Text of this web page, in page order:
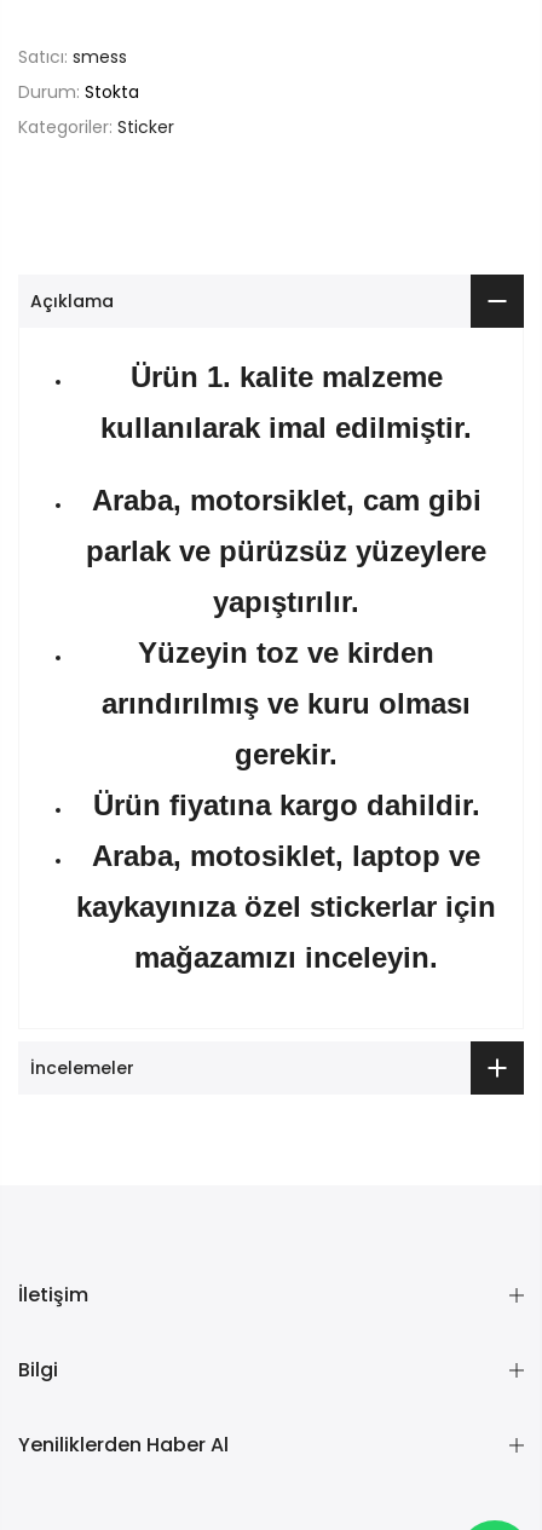
Satıcı: smess
Durum: Stokta
Kategoriler: Sticker
Açıklama
Ürün 1. kalite malzeme
kullanılarak imal edilmiştir.
Araba, motorsiklet, cam gibi
parlak ve pürüzsüz yüzeylere
yapıştırılır.
Yüzeyin toz ve kirden
arındırılmış ve kuru olması
gerekir.
Ürün fiyatına kargo dahildir.
Araba, motosiklet, laptop ve
kaykayınıza özel stickerlar için
mağazamızı inceleyin.
İncelemeler
İletişim
Bilgi
Yeniliklerden Haber Al